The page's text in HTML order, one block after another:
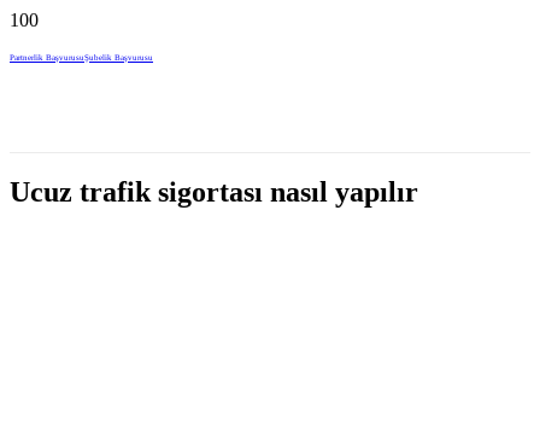
Partnerlik BaşvurusuŞubelik Başvurusu
Ucuz trafik sigortası nasıl yapılır